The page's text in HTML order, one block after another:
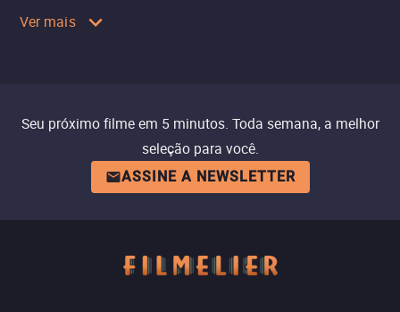
Ver mais
Seu próximo filme em 5 minutos. Toda semana, a melhor
seleção para você.
ASSINE A NEWSLETTER